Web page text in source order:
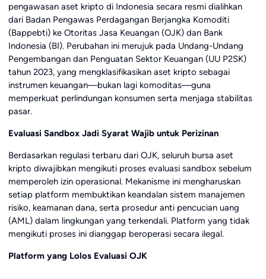
pengawasan aset kripto di Indonesia secara resmi dialihkan
dari Badan Pengawas Perdagangan Berjangka Komoditi
(Bappebti) ke Otoritas Jasa Keuangan (OJK) dan Bank
Indonesia (BI). Perubahan ini merujuk pada Undang-Undang
Pengembangan dan Penguatan Sektor Keuangan (UU P2SK)
tahun 2023, yang mengklasifikasikan aset kripto sebagai
instrumen keuangan—bukan lagi komoditas—guna
memperkuat perlindungan konsumen serta menjaga stabilitas
pasar.
Evaluasi Sandbox Jadi Syarat Wajib untuk Perizinan
Berdasarkan regulasi terbaru dari OJK, seluruh bursa aset
kripto diwajibkan mengikuti proses evaluasi sandbox sebelum
memperoleh izin operasional. Mekanisme ini mengharuskan
setiap platform membuktikan keandalan sistem manajemen
risiko, keamanan dana, serta prosedur anti pencucian uang
(AML) dalam lingkungan yang terkendali. Platform yang tidak
mengikuti proses ini dianggap beroperasi secara ilegal.
Platform yang Lolos Evaluasi OJK